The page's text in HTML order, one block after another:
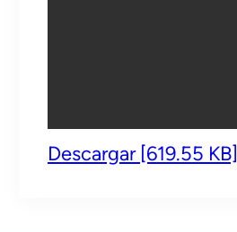
Descargar [619.55 KB]